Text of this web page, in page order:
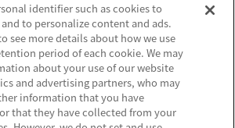
わせ 個人情報保護方針
Sell or Share My Personal
Information
ー情報
identifier such as cookies to
to personalize content and ads.
see more details about how we use
period of each cookie. We may
about your use of our website
and advertising partners, who may
information that you have
that they have collected from your